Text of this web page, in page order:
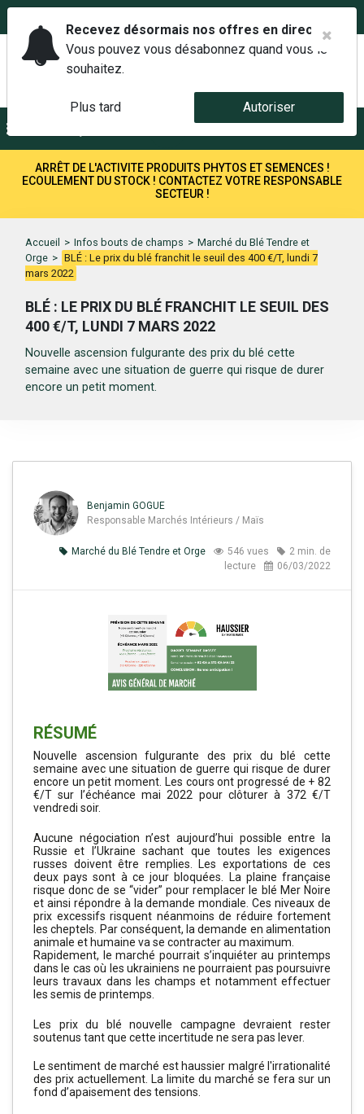
ARRÊT DE L'ACTIVITE PRODUITS PHYTOS ET SEMENCES !
ECOULEMENT DU STOCK ! CONTACTEZ VOTRE RESPONSABLE
SECTEUR !
Accueil > Infos bouts de champs > Marché du Blé Tendre et
Orge > BLÉ : Le prix du blé franchit le seuil des 400 €/T, lundi 7
mars 2022
BLÉ : LE PRIX DU BLÉ FRANCHIT LE SEUIL DES
400 €/T, LUNDI 7 MARS 2022
Nouvelle ascension fulgurante des prix du blé cette
semaine avec une situation de guerre qui risque de durer
encore un petit moment.
Benjamin GOGUE
Responsable Marchés Intérieurs / Maïs
Marché du Blé Tendre et Orge 546 vues
2 min. de
lecture
06/03/2022
RÉSUMÉ
Nouvelle ascension fulgurante des prix du blé cette
semaine avec une situation de guerre qui risque de durer
encore un petit moment. Les cours ont progressé de + 82
€/T sur l’échéance mai 2022 pour clôturer à 372 €/T
vendredi soir.
Aucune négociation n’est aujourd’hui possible entre la
Russie et l’Ukraine sachant que toutes les exigences
russes doivent être remplies. Les exportations de ces
deux pays sont à ce jour bloquées. La plaine française
risque donc de se “vider” pour remplacer le blé Mer Noire
et ainsi répondre à la demande mondiale. Ces niveaux de
prix excessifs risquent néanmoins de réduire fortement
les cheptels. Par conséquent, la demande en alimentation
animale et humaine va se contracter au maximum.
Rapidement, le marché pourrait s’inquiéter au printemps
dans le cas où les ukrainiens ne pourraient pas poursuivre
leurs travaux dans les champs et notamment effectuer
les semis de printemps.
Les prix du blé nouvelle campagne devraient rester
soutenus tant que cette incertitude ne sera pas lever.
Le sentiment de marché est haussier malgré l'irrationalité
des prix actuellement. La limite du marché se fera sur un
fond d’apaisement des tensions.
Recevez désormais nos offres en direct.
Vous pouvez vous désabonnez quand vous le
souhaitez.
Plus tard Autoriser